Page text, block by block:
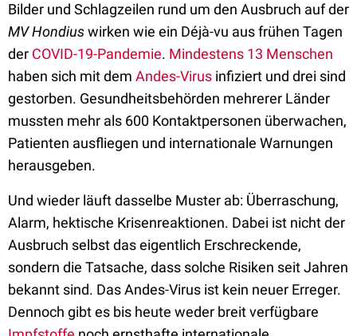
Bilder und Schlagzeilen rund um den Ausbruch auf der
MVHondiuswirken wie ein Déjà-vu aus frühen Tagen
der COVID-19-Pandemie. Mindestens 13 Menschen
haben sich mit dem Andes-Virus infiziert und drei sind
gestorben. Gesundheitsbehörden mehrerer Länder
mussten mehr als 600 Kontaktpersonen überwachen,
Patienten ausfliegen und internationale Warnungen
herausgeben.
Und wieder läuft dasselbe Muster ab: Überraschung,
Alarm, hektische Krisenreaktionen. Dabei ist nicht der
Ausbruch selbst das eigentlich Erschreckende,
sondern die Tatsache, dass solche Risiken seit Jahren
bekannt sind. Das Andes-Virus ist kein neuer Erreger.
Dennoch gibt es bis heute weder breit verfügbare